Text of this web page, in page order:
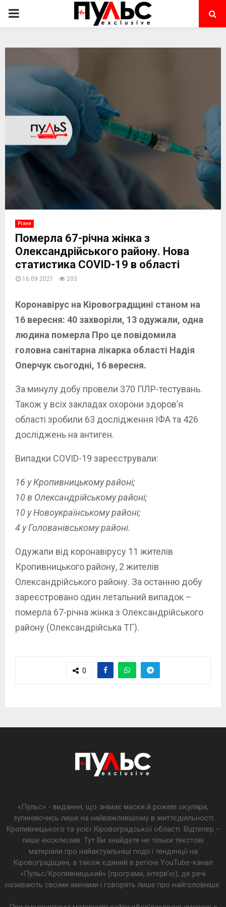
PRIMARY
Різне
Померла 67-річна жінка з
Олександрійського району. Нова
статистика COVID-19 в області
16.09.2021 203
Коронавірус на Кіровоградщині станом на
16 вересня: 40 захворіли, 13 одужали, одна
людина померла Про це повідомила
головна санітарна лікарка області Надія
Оперчук сьогодні, 16 вересня.
За минулу добу провели 370 ПЛР-тестувань.
Також у всіх закладах охорони здоров’я
області зробили 63 дослідження ІФА та 426
досліджень на антиген.
Випадки COVID-19 зареєстрували:
16 у Кропивницькому районі;
10 в Олександрійському районі;
10 у Новоукраїнському районі;
4 у Голованівському районі.
Одужали від коронавірусу 11 жителів
Кропивницького району, 2 жителів
Олександрійського району. За останню добу
зареєстровано один летальний випадок –
померла 67-річна жінка з Олександрійського
району (Олександрійська ТГ).
0
«Пульс» - видання, що знімає маски й рожеві окуляри,
зупиняючись лише на найважливішому в життєдіяльності
Кропивницького та усієї Кіровоградської області. Відтепер –
лише ексклюзив. Тут Ви знайдете не тільки текстові
матеріали про найактуальніші події і тенденції на
Кіровоградщині, а також єдиний в регіоні YouTube-канал
«Пульс/Кропивницький» (програми, інтерв’ю), де речі
називають своїми іменами і говорять лише про найголовніше.